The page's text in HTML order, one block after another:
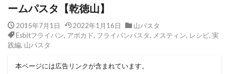
ームパスタ【乾徳山】
2015年7月1日 2022年1月16日
山パスタ
Esbitフライパン, アボカド, フライパンパスタ, メスティン, レシピ, 実
践編, 山パスタ
本ページには広告リンクが含まれています。